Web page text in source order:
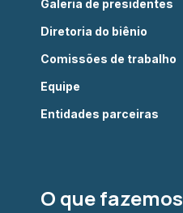
Galeria de presidentes
Diretoria do biênio
Comissões de trabalho
Equipe
Entidades parceiras
O que fazemos